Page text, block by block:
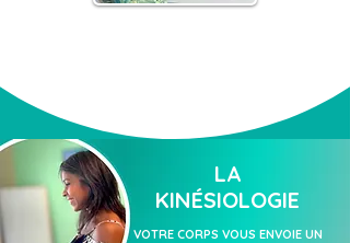
LA
KINÉSIOLOGIE
VOTRE CORPS VOUS ENVOIE UN